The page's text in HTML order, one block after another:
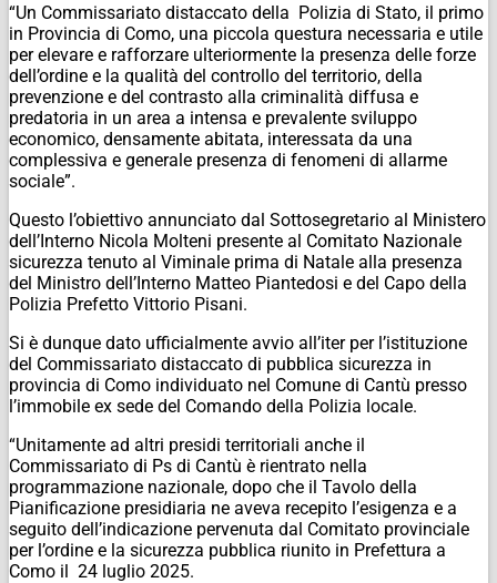
“Un Commissariato distaccato della Polizia di Stato, il primo
in Provincia di Como, una piccola questura necessaria e utile
per elevare e rafforzare ulteriormente la presenza delle forze
dell’ordine e la qualità del controllo del territorio, della
prevenzione e del contrasto alla criminalità diffusa e
predatoria in un area a intensa e prevalente sviluppo
economico, densamente abitata, interessata da una
complessiva e generale presenza di fenomeni di allarme
sociale”.
Questo l’obiettivo annunciato dal Sottosegretario al Ministero
dell’Interno Nicola Molteni presente al Comitato Nazionale
sicurezza tenuto al Viminale prima di Natale alla presenza
del Ministro dell’Interno Matteo Piantedosi e del Capo della
Polizia Prefetto Vittorio Pisani.
Si è dunque dato ufficialmente avvio all’iter per l’istituzione
del Commissariato distaccato di pubblica sicurezza in
provincia di Como individuato nel Comune di Cantù presso
l’immobile ex sede del Comando della Polizia locale.
“Unitamente ad altri presidi territoriali anche il
Commissariato di Ps di Cantù è rientrato nella
programmazione nazionale, dopo che il Tavolo della
Pianificazione presidiaria ne aveva recepito l’esigenza e a
seguito dell’indicazione pervenuta dal Comitato provinciale
per l’ordine e la sicurezza pubblica riunito in Prefettura a
Como il 24 luglio 2025.